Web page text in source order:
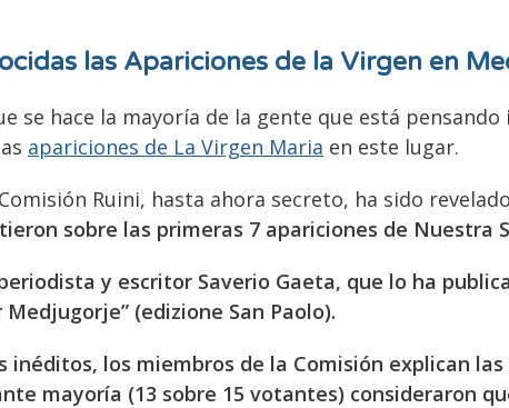
las Apariciones de la Virgen en
se hace la mayoría de la gente que está pensando
apariciones de La Virgen Maria en este lugar.
Ruini, hasta ahora secreto, ha sido
sobre las primeras 7 apariciones de Nuestra
y escritor Saverio Gaeta, que lo ha
(edizione San Paolo).
inéditos, los miembros de la Comisión explican
mayoría (13 sobre 15 votantes) consideraron